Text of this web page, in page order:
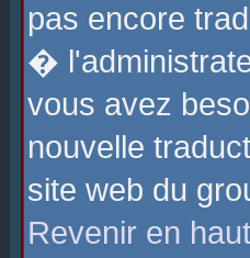
pas encore
�
vous avez
nouvelle
site web du
Revenir en